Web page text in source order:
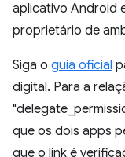
aplicativo Android
proprietário de
Siga o guia oficial
digital. Para a
que os dois apps
que o link é